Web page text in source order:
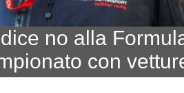
no alla
con